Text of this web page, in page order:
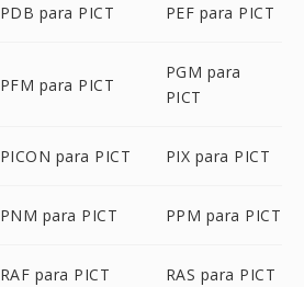
PDB para PICT PEF para PICT
PFM para PICT
PGM para
PICT
PICON para PICT PIX para PICT
PNM para PICT PPM para PICT
RAF para PICT RAS para PICT